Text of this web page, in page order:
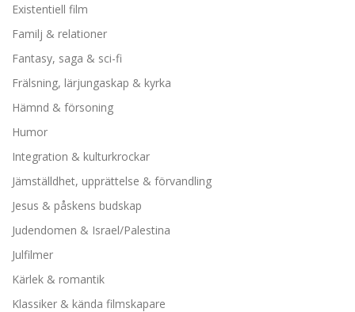
Existentiell film
Familj & relationer
Fantasy, saga & sci-fi
Frälsning, lärjungaskap & kyrka
Hämnd & försoning
Humor
Integration & kulturkrockar
Jämställdhet, upprättelse & förvandling
Jesus & påskens budskap
Judendomen & Israel/Palestina
Julfilmer
Kärlek & romantik
Klassiker & kända filmskapare